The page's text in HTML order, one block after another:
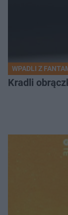
WPADLI Z
Kradli